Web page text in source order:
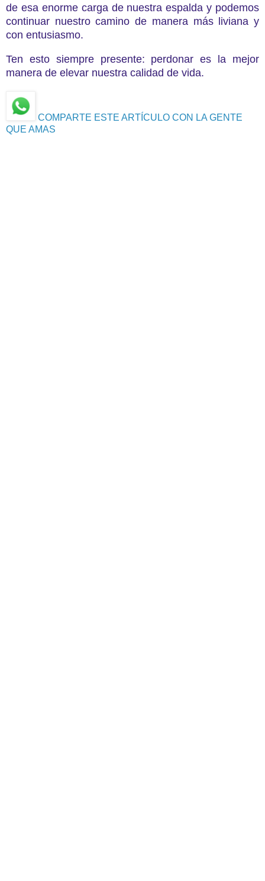
de esa enorme carga de nuestra espalda y podemos
continuar nuestro camino de manera más liviana y
con entusiasmo.
Ten esto siempre presente: perdonar es la mejor
manera de elevar nuestra calidad de vida.
COMPARTE ESTE ARTÍCULO CON LA GENTE
QUE AMAS